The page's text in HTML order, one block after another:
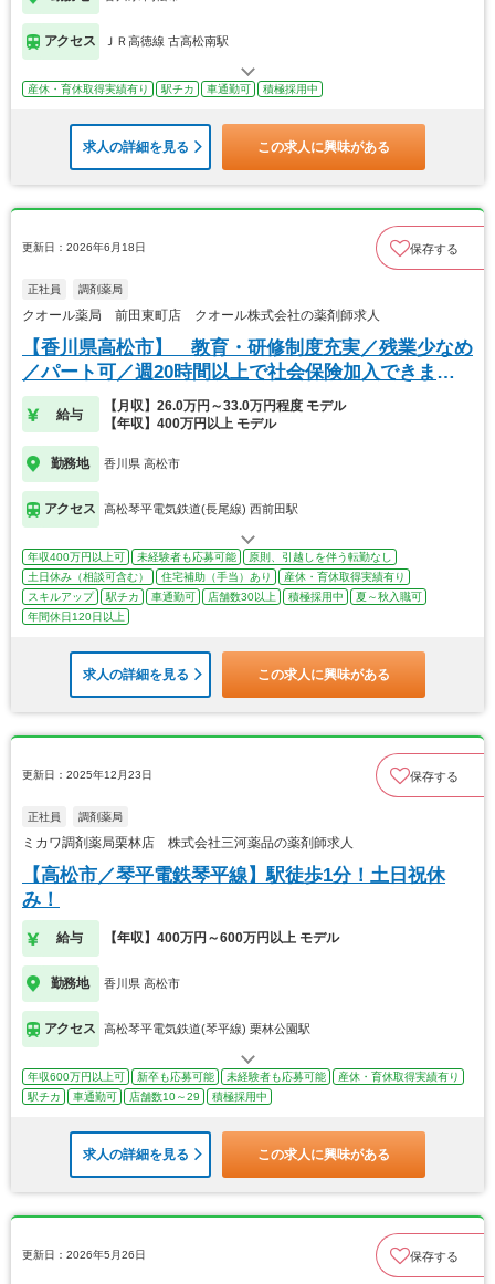
アクセス ＪＲ高徳線 古高松南駅
産休・育休取得実績有り 駅チカ 車通勤可 積極採用中
求人の詳細を見る この求人に興味がある
更新日：2026年6月18日 保存する
正社員 調剤薬局
クオール薬局 前田東町店 クオール株式会社の薬剤師求人
【香川県高松市】 教育・研修制度充実／残業少なめ
／パート可／週20時間以上で社会保険加入できま
す！
給与
【月収】26.0万円～33.0万円程度 モデル
【年収】400万円以上 モデル
勤務地 香川県 高松市
アクセス 高松琴平電気鉄道(長尾線) 西前田駅
年収400万円以上可 未経験者も応募可能
原則、引越しを伴う転勤なし
土日休み（相談可含む）
住宅補助（手当）あり
産休・育休取得実績有り
スキルアップ
駅チカ 車通勤可 店舗数30以上 積極採用中
夏～秋入職可
年間休日120日以上
求人の詳細を見る この求人に興味がある
更新日：2025年12月23日 保存する
正社員 調剤薬局
ミカワ調剤薬局栗林店 株式会社三河薬品の薬剤師求人
【高松市／琴平電鉄琴平線】駅徒歩1分！土日祝休
み！
給与 【年収】400万円～600万円以上 モデル
勤務地 香川県 高松市
アクセス 高松琴平電気鉄道(琴平線) 栗林公園駅
年収600万円以上可 新卒も応募可能 未経験者も応募可能
産休・育休取得実績有り
駅チカ
車通勤可 店舗数10～29 積極採用中
求人の詳細を見る この求人に興味がある
更新日：2026年5月26日 保存する